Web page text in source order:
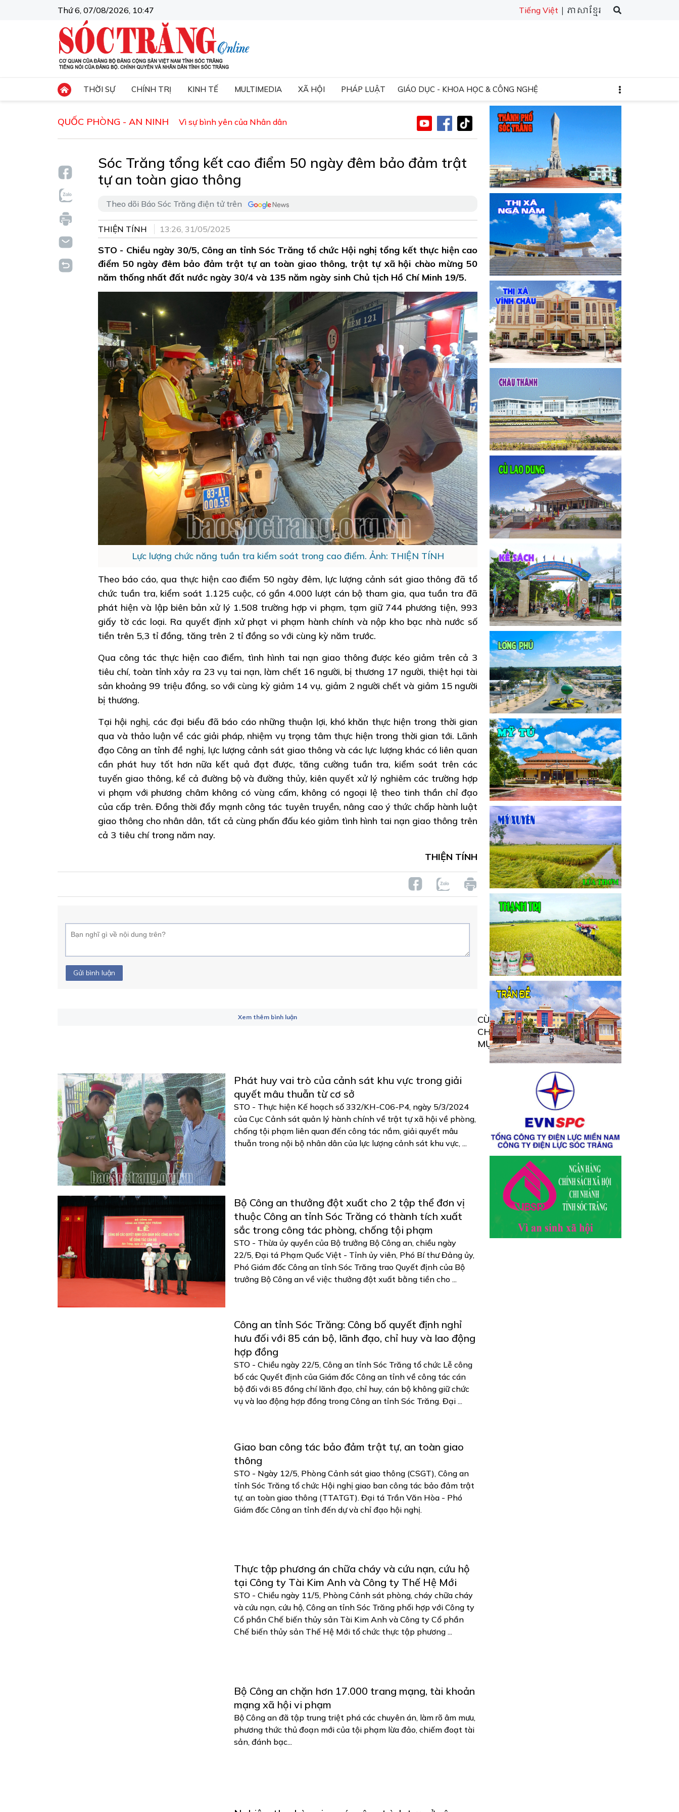
Thứ 6, 07/08/2026, 10:47 Tiếng Việt | ភាសាខ្មែរ
THỜI SỰ CHÍNH TRỊ KINH TẾ MULTIMEDIA XÃ HỘI PHÁP LUẬT GIÁO DỤC - KHOA HỌC & CÔNG NGHỆ
QUỐC PHÒNG - AN NINH Vì sự bình yên của Nhân dân
Sóc Trăng tổng kết cao điểm 50 ngày đêm bảo đảm trật
tự an toàn giao thông
Theo dõi Báo Sóc Trăng điện tử trên
THIỆN TÍNH 13:26, 31/05/2025
STO - Chiều ngày 30/5, Công an tỉnh Sóc Trăng tổ chức Hội nghị tổng kết thực hiện cao
điểm 50 ngày đêm bảo đảm trật tự an toàn giao thông, trật tự xã hội chào mừng 50
năm thống nhất đất nước ngày 30/4 và 135 năm ngày sinh Chủ tịch Hồ Chí Minh 19/5.
Lực lượng chức năng tuần tra kiểm soát trong cao điểm. Ảnh: THIỆN TÍNH
Theo báo cáo, qua thực hiện cao điểm 50 ngày đêm, lực lượng cảnh sát giao thông đã tổ
chức tuần tra, kiểm soát 1.125 cuộc, có gần 4.000 lượt cán bộ tham gia, qua tuần tra đã
phát hiện và lập biên bản xử lý 1.508 trường hợp vi phạm, tạm giữ 744 phương tiện, 993
giấy tờ các loại. Ra quyết định xử phạt vi phạm hành chính và nộp kho bạc nhà nước số
tiền trên 5,3 tỉ đồng, tăng trên 2 tỉ đồng so với cùng kỳ năm trước.
Qua công tác thực hiện cao điểm, tình hình tai nạn giao thông được kéo giảm trên cả 3
tiêu chí, toàn tỉnh xảy ra 23 vụ tai nạn, làm chết 16 người, bị thương 17 người, thiệt hại tài
sản khoảng 99 triệu đồng, so với cùng kỳ giảm 14 vụ, giảm 2 người chết và giảm 15 người
bị thương.
Tại hội nghị, các đại biểu đã báo cáo những thuận lợi, khó khăn thực hiện trong thời gian
qua và thảo luận về các giải pháp, nhiệm vụ trọng tâm thực hiện trong thời gian tới. Lãnh
đạo Công an tỉnh đề nghị, lực lượng cảnh sát giao thông và các lực lượng khác có liên quan
cần phát huy tốt hơn nữa kết quả đạt được, tăng cường tuần tra, kiểm soát trên các
tuyến giao thông, kể cả đường bộ và đường thủy, kiên quyết xử lý nghiêm các trường hợp
vi phạm với phương châm không có vùng cấm, không có ngoại lệ theo tinh thần chỉ đạo
của cấp trên. Đồng thời đẩy mạnh công tác tuyên truyền, nâng cao ý thức chấp hành luật
giao thông cho nhân dân, tất cả cùng phấn đấu kéo giảm tình hình tai nạn giao thông trên
cả 3 tiêu chí trong năm nay.
THIỆN TÍNH
Gửi bình luận
Xem thêm bình luận
CÙNG
CHUYÊN
MỤC
Phát huy vai trò của cảnh sát khu vực trong giải
quyết mâu thuẫn từ cơ sở
STO - Thực hiện Kế hoạch số 332/KH-C06-P4, ngày 5/3/2024
của Cục Cảnh sát quản lý hành chính về trật tự xã hội về phòng,
chống tội phạm liên quan đến công tác nắm, giải quyết mâu
thuẫn trong nội bộ nhân dân của lực lượng cảnh sát khu vực, ...
Bộ Công an thưởng đột xuất cho 2 tập thể đơn vị
thuộc Công an tỉnh Sóc Trăng có thành tích xuất
sắc trong công tác phòng, chống tội phạm
STO - Thừa ủy quyền của Bộ trưởng Bộ Công an, chiều ngày
22/5, Đại tá Phạm Quốc Việt - Tỉnh ủy viên, Phó Bí thư Đảng ủy,
Phó Giám đốc Công an tỉnh Sóc Trăng trao Quyết định của Bộ
trưởng Bộ Công an về việc thưởng đột xuất bằng tiền cho ...
Công an tỉnh Sóc Trăng: Công bố quyết định nghỉ
hưu đối với 85 cán bộ, lãnh đạo, chỉ huy và lao động
hợp đồng
STO - Chiều ngày 22/5, Công an tỉnh Sóc Trăng tổ chức Lễ công
bố các Quyết định của Giám đốc Công an tỉnh về công tác cán
bộ đối với 85 đồng chí lãnh đạo, chỉ huy, cán bộ không giữ chức
vụ và lao động hợp đồng trong Công an tỉnh Sóc Trăng. Đại ...
Giao ban công tác bảo đảm trật tự, an toàn giao
thông
STO - Ngày 12/5, Phòng Cảnh sát giao thông (CSGT), Công an
tỉnh Sóc Trăng tổ chức Hội nghị giao ban công tác bảo đảm trật
tự, an toàn giao thông (TTATGT). Đại tá Trần Văn Hòa - Phó
Giám đốc Công an tỉnh đến dự và chỉ đạo hội nghị.
Thực tập phương án chữa cháy và cứu nạn, cứu hộ
tại Công ty Tài Kim Anh và Công ty Thế Hệ Mới
STO - Chiều ngày 11/5, Phòng Cảnh sát phòng, cháy chữa cháy
và cứu nạn, cứu hộ, Công an tỉnh Sóc Trăng phối hợp với Công ty
Cổ phần Chế biến thủy sản Tài Kim Anh và Công ty Cổ phần
Chế biến thủy sản Thế Hệ Mới tổ chức thực tập phương ...
Bộ Công an chặn hơn 17.000 trang mạng, tài khoản
mạng xã hội vi phạm
Bộ Công an đã tập trung triệt phá các chuyên án, làm rõ âm mưu,
phương thức thủ đoạn mới của tội phạm lừa đảo, chiếm đoạt tài
sản, đánh bạc...